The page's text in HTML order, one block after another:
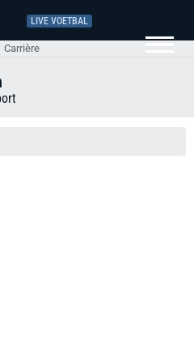
LIVE VOETBAL
Carrière